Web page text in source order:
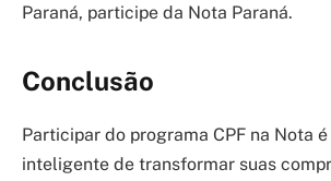
Paraná, participe da Nota Paraná.
Conclusão
Participar do programa CPF na Nota
inteligente de transformar suas